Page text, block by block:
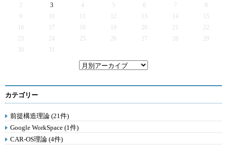
2
3 4 5 6 7
9
12 13 14
15
16
17 19 20 21
22
23
24 25 26 27 28
29
30
31
カテゴリー
前提構造理論 (21件)
Google WorkSpace (1件)
CAR-OS理論 (4件)